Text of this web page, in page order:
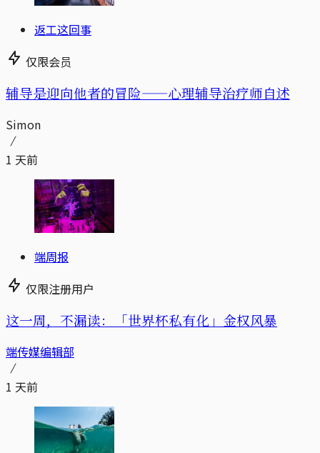
返工这回事
仅限会员
辅导是迎向他者的冒险——心理辅导治疗师自述
Simon
1 天前
端周报
仅限注册用户
这一周，不漏读：「世界杯私有化」金权风暴
端传媒编辑部
1 天前